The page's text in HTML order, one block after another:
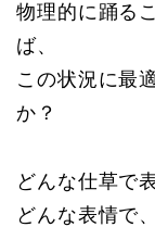
物理的に踊る
ば、
この状況に最
か？
どんな仕草で
どんな表情で